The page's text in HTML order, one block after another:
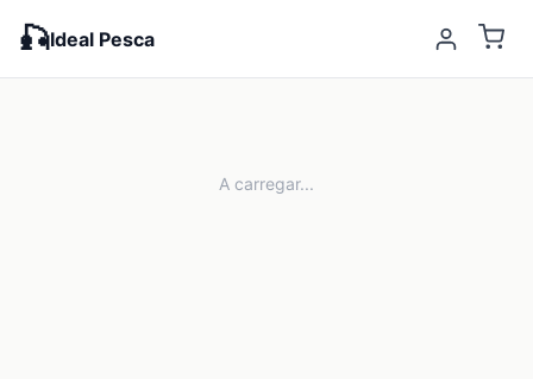
🎣Ideal Pesca
A carregar...